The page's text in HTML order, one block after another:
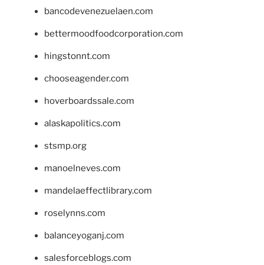
bancodevenezuelaen.com
bettermoodfoodcorporation.com
hingstonnt.com
chooseagender.com
hoverboardssale.com
alaskapolitics.com
stsmp.org
manoelneves.com
mandelaeffectlibrary.com
roselynns.com
balanceyoganj.com
salesforceblogs.com